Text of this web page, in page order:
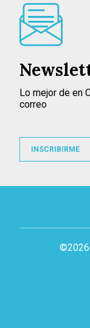
©2026
Lo mejor de en
correo
INSCRIBIRME